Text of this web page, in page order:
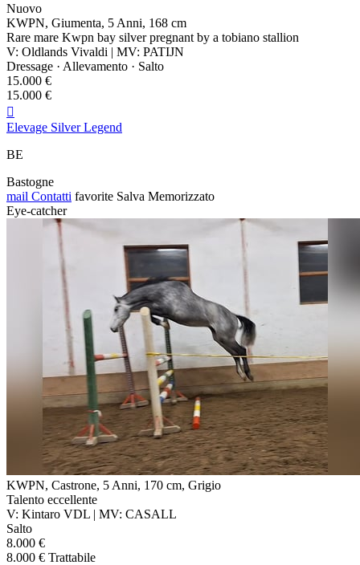
Nuovo
KWPN, Giumenta, 5 Anni, 168 cm
Rare mare Kwpn bay silver pregnant by a tobiano stallion
V: Oldlands Vivaldi | MV: PATIJN
Dressage · Allevamento · Salto
15.000 €
15.000 €

Elevage Silver Legend
BE
Bastogne
mail Contatti favorite Salva Memorizzato
Eye-catcher
KWPN, Castrone, 5 Anni, 170 cm, Grigio
Talento eccellente
V: Kintaro VDL | MV: CASALL
Salto
8.000 €
8.000 € Trattabile